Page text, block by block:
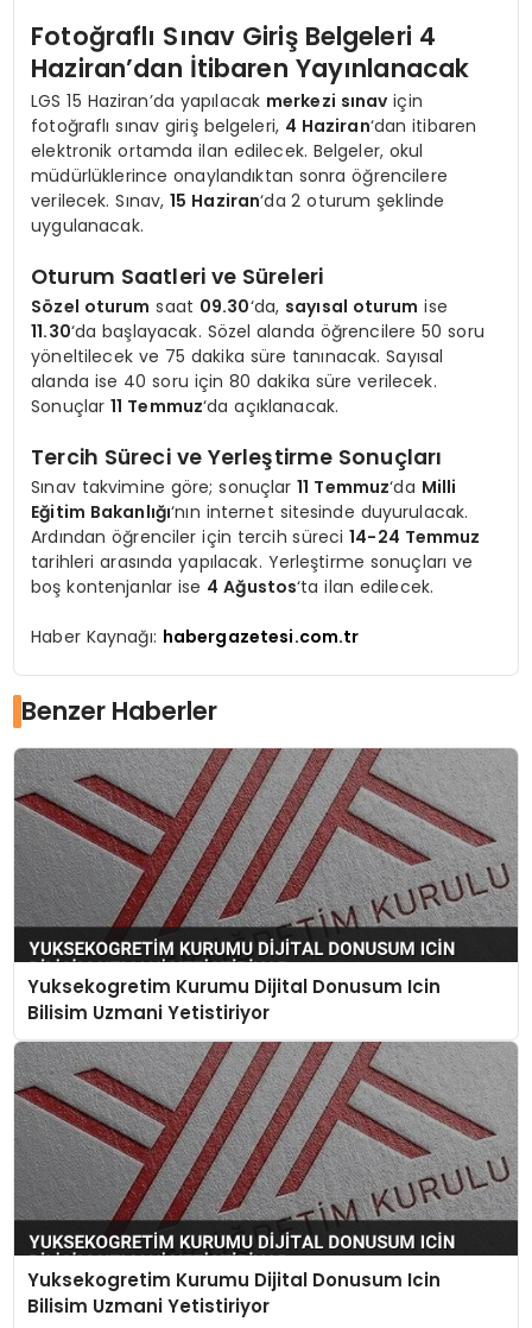
Fotoğraflı Sınav Giriş Belgeleri 4
Haziran’dan İtibaren Yayınlanacak
LGS 15 Haziran’da yapılacak merkezi sınav için
fotoğraflı sınav giriş belgeleri, 4 Haziran‘dan itibaren
elektronik ortamda ilan edilecek. Belgeler, okul
müdürlüklerince onaylandıktan sonra öğrencilere
verilecek. Sınav,15 Haziran‘da 2 oturum şeklinde
uygulanacak.
Oturum Saatleri ve Süreleri
Sözel oturum saat 09.30‘da, sayısal oturum ise
11.30‘da başlayacak. Sözel alanda öğrencilere 50 soru
yöneltilecek ve 75 dakika süre tanınacak. Sayısal
alanda ise 40 soru için 80 dakika süre verilecek.
Sonuçlar11 Temmuz‘da açıklanacak.
Tercih Süreci ve Yerleştirme Sonuçları
Sınav takvimine göre; sonuçlar11 Temmuz‘da Milli
Eğitim Bakanlığı‘nın internet sitesinde duyurulacak.
Ardından öğrenciler için tercih süreci14-24 Temmuz
tarihleri arasında yapılacak. Yerleştirme sonuçları ve
boş kontenjanlar ise 4 Ağustos‘ta ilan edilecek.
Haber Kaynağı: habergazetesi.com.tr
Benzer Haberler
Yuksekogretim Kurumu Dijital Donusum Icin
Bilisim Uzmani Yetistiriyor
Yuksekogretim Kurumu Dijital Donusum Icin
Bilisim Uzmani Yetistiriyor